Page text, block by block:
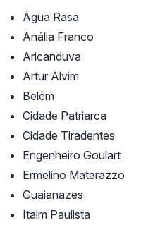
Água Rasa
Anália Franco
Aricanduva
Artur Alvim
Belém
Cidade Patriarca
Cidade Tiradentes
Engenheiro Goulart
Ermelino Matarazzo
Guaianazes
Itaim Paulista